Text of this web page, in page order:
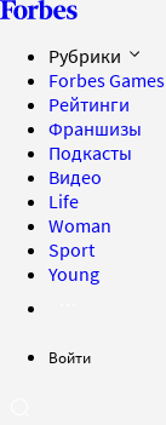
Рубрики
Forbes Games
Рейтинги
Франшизы
Подкасты
Видео
Life
Woman
Sport
Young
Войти